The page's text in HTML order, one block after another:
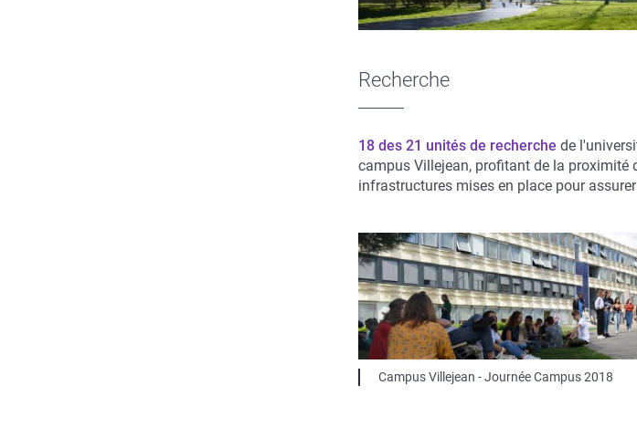
Recherche
18 des 21 unités de recherche de
campus Villejean, profitant de la proximité
infrastructures mises en place pour
Campus Villejean - Journée Campus 2018